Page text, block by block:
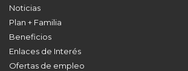
Noticias
Plan + Familia
Beneficios
Enlaces de Interés
Ofertas de empleo